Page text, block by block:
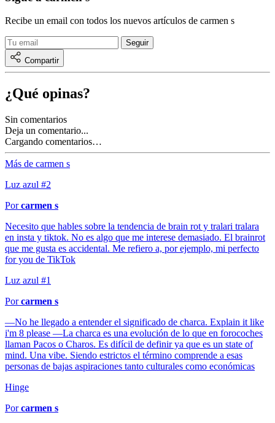
Recibe un email con todos los nuevos artículos de carmen s
Compartir
¿Qué opinas?
Sin comentarios
Deja un comentario...
Cargando comentarios…
Más de carmen s
Luz azul #2
Porcarmen s
Necesito que hables sobre la tendencia de brain rot y tralari tralara
en insta y tiktok. No es algo que me interese demasiado. El brainrot
que me gusta es accidental. Me refiero a, por ejemplo, mi perfecto
for you de TikTok
Luz azul #1
Porcarmen s
—No he llegado a entender el significado de charca. Explain it like
i'm 8 please‍ —La charca es una evolución de lo que en forocoches
llaman Pacos o Charos. Es difícil de definir ya que es un state of
mind. Una vibe. Siendo estrictos el término comprende a esas
personas de bajas aspiraciones tanto culturales como económicas
Hinge
Porcarmen s